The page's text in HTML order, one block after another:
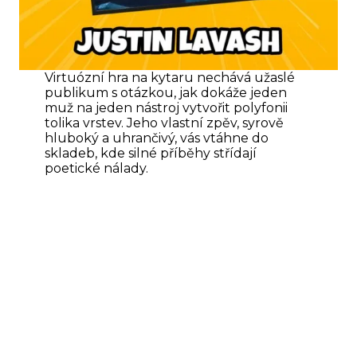
Virtuózní hra na kytaru nechává užaslé
publikum s otázkou, jak dokáže jeden
muž na jeden nástroj vytvořit polyfonii
tolika vrstev. Jeho vlastní zpěv, syrově
hluboký a uhrančivý, vás vtáhne do
skladeb, kde silné příběhy střídají
poetické nálady.